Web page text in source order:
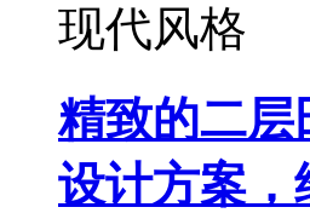
现代风格
精致的二层
设计方案，